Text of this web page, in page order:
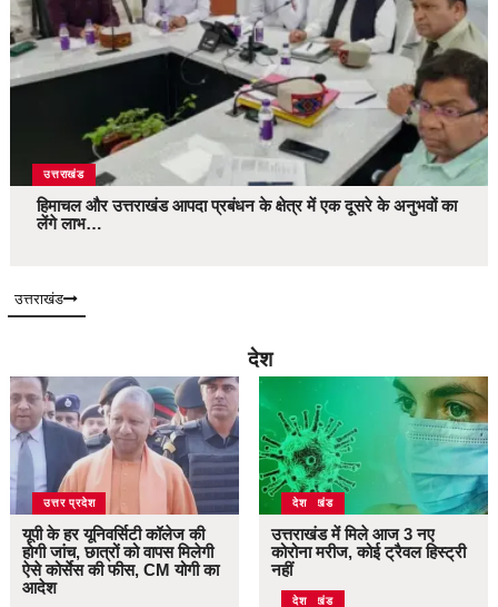
उत्तराखंड
हिमाचल और उत्तराखंड आपदा प्रबंधन के क्षेत्र में एक दूसरे के अनुभवों का
लेंगे लाभ…
उत्तराखंड
देश
उत्तर प्रदेश
यूपी के हर यूनिवर्सिटी कॉलेज की
होगी जांच, छात्रों को वापस मिलेगी
ऐसे कोर्सेस की फीस, CM योगी का
आदेश
उत्तराखंड
देश
उत्तराखंड में मिले आज 3 नए
कोरोना मरीज, कोई ट्रैवल हिस्ट्री
नहीं
उत्तराखंड
देश